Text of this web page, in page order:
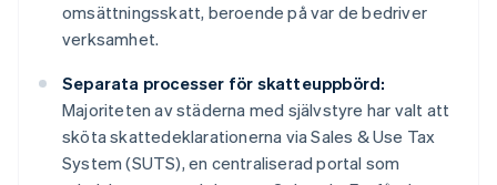
omsättningsskatt, beroende på var de bedriver
verksamhet.
Separata processer för skatteuppbörd:
Majoriteten av städerna med självstyre har valt att
sköta skattedeklarationerna via Sales & Use Tax
System (SUTS), en centraliserad portal som